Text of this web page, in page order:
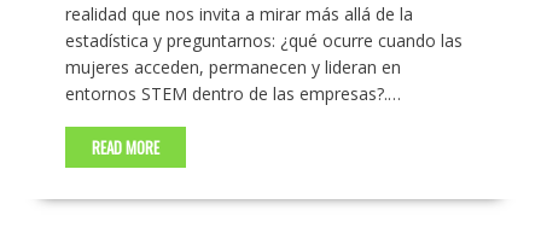
realidad que nos invita a mirar más allá de la
estadística y preguntarnos: ¿qué ocurre cuando las
mujeres acceden, permanecen y lideran en
entornos STEM dentro de las empresas?.…
READ MORE